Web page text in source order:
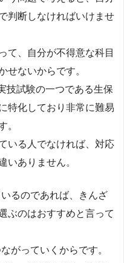
判断しなければいけませ
て、自分が不得意な科目
せないからです。
技試験の一つである生保
特化しており非常に難易
。
いる人でなければ、対応
いありません。
るのであれば、きんざ
ぶのはおすすめと言って
がっていくからです。